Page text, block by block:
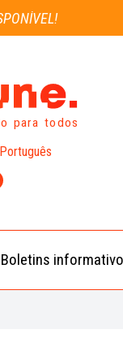
para todos
Português
(BTC)
Boletins